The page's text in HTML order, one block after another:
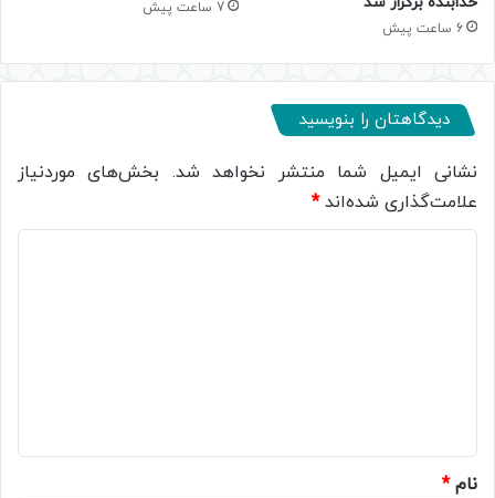
6 ساعت پیش
7 ساعت پیش
دیدگاهتان را بنویسید
نشانی ایمیل شما منتشر نخواهد شد. بخش‌های موردنیاز
علامت‌گذاری شده‌اند*
نام*